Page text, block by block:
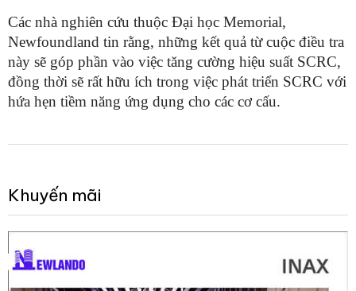
Các nhà nghiên cứu thuộc Đại học Memorial,
Newfoundland tin rằng, những kết quả từ cuộc điều tra
này sẽ góp phần vào việc tăng cường hiệu suất SCRC,
đồng thời sẽ rất hữu ích trong việc phát triển SCRC với
hứa hẹn tiềm năng ứng dụng cho các cơ cấu.
Khuyến mãi